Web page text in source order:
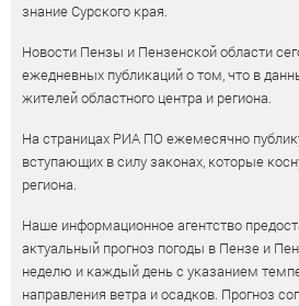
знание Сурского края.
Новости Пензы и Пензенской области
ежедневных публикаций о том, что в
жителей областного центра и региона.
На страницах РИА ПО ежемесячно
вступающих в силу законах, которые
региона.
Наше информационное агентство
актуальный прогноз погоды в Пензе и
неделю и каждый день с указанием
направления ветра и осадков. Прогноз